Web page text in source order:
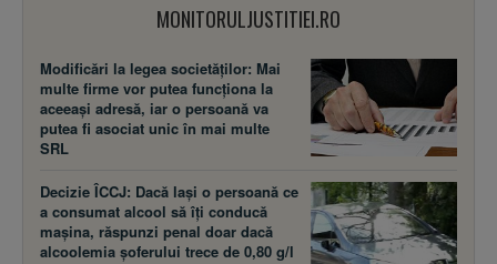
MONITORULJUSTITIEI.RO
Modificări la legea societăţilor: Mai
multe firme vor putea funcţiona la
aceeaşi adresă, iar o persoană va
putea fi asociat unic în mai multe
SRL
Decizie ÎCCJ: Dacă laşi o persoană ce
a consumat alcool să îţi conducă
maşina, răspunzi penal doar dacă
alcoolemia şoferului trece de 0,80 g/l